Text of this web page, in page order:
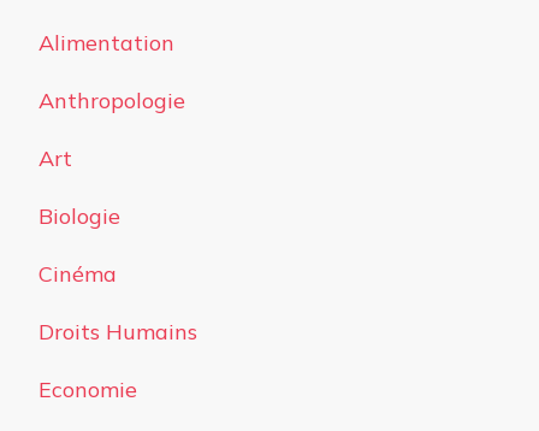
Alimentation
Anthropologie
Art
Biologie
Cinéma
Droits Humains
Economie